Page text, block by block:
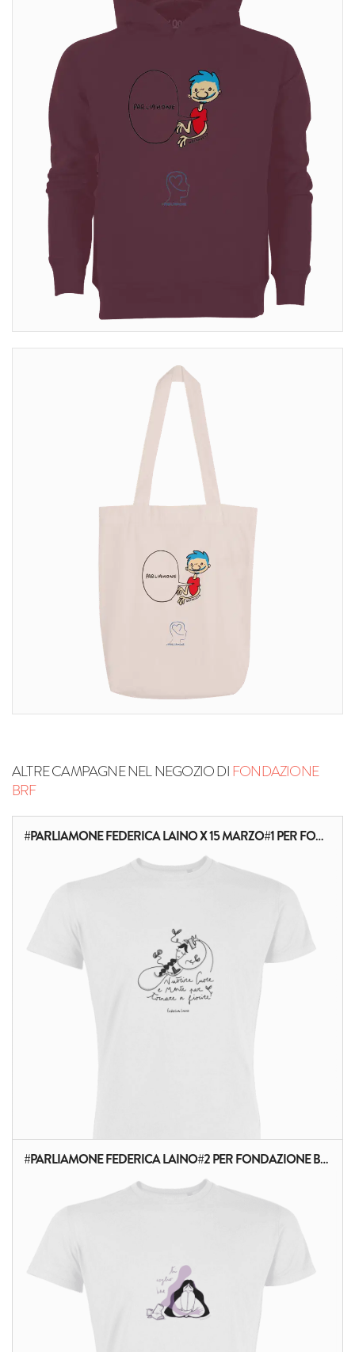
ALTRE CAMPAGNE NEL NEGOZIO DIFONDAZIONE
BRF
#PARLIAMONE FEDERICA LAINO X 15 MARZO#1 PER FONDAZIONE BRF ONLUS
#PARLIAMONE FEDERICA LAINO#2 PER FONDAZIONE BRF ONLUS